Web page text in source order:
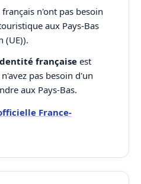
n'ont pas besoin
aux Pays-Bas
(UE)).
française est
pas besoin d'un
aux Pays-Bas.
France-